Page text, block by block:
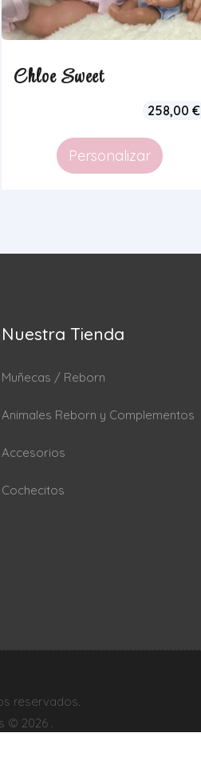
Chloe Sweet
258,00 €
Personalizar
Nuestra Tienda
Muñecas / Reborn
Animales Reborn y Complementos
Accesorios
Cochecitos
reservados.
© 2026 .